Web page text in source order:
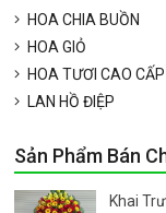
HOA CHIA BUỒN
HOA GIỎ
HOA TƯƠI CAO CẤP
LAN HỒ ĐIỆP
Sản Phẩm Bán
Khai